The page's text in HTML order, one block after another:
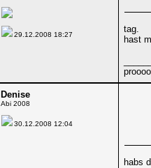
29.12.2008 18:27
tag.
hast
Denise
Abi 2008
30.12.2008 12:04
habs